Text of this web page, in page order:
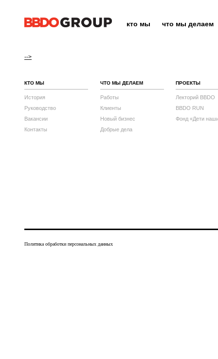
кто мы что мы делаем
-->
КТО МЫ
История
Руководство
Вакансии
Контакты
ЧТО МЫ ДЕЛАЕМ
Работы
Клиенты
Новый бизнес
Добрые дела
ПРОЕКТЫ
Лекторий BBDO
BBDO RUN
Фонд «Дети
Политика обработки персональных данных